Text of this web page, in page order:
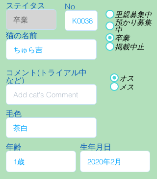
ステイタス No
猫の名前
里親募集中
預かり募集
中
卒業
掲載中止
コメント(トライアル中
など)
オス
メス
毛色
年齢 生年月日